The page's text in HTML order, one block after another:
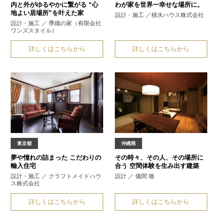
内と外がゆるやかに繋がる “心
地よい居場所”を叶えた家
設計・施工 ／ 季織の家（有限会社
ワンズスタイル）
詳しくはこちらから
わが家を世界一幸せな場所に。
設計・施工 ／積水ハウス株式会社
詳しくはこちらから
東京都
夢や憧れの詰まった こだわりの
輸入住宅
設計・施工 ／ クラフトメイドハウ
ス株式会社
詳しくはこちらから
沖縄県
その時々、その人、その場所に
合う 空間体験を生み出す建築
設計 ／ 儀間 徹
詳しくはこちらから